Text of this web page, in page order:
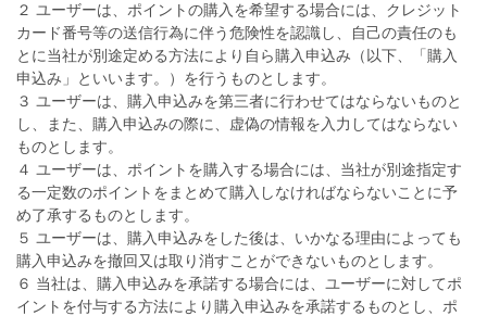
２ ユーザーは、ポイントの購入を希望する場合には、クレジット
カード番号等の送信行為に伴う危険性を認識し、自己の責任のも
とに当社が別途定める方法により自ら購入申込み（以下、「購入
申込み」といいます。）を行うものとします。
３ ユーザーは、購入申込みを第三者に行わせてはならないものと
し、また、購入申込みの際に、虚偽の情報を入力してはならない
ものとします。
４ ユーザーは、ポイントを購入する場合には、当社が別途指定す
る一定数のポイントをまとめて購入しなければならないことに予
め了承するものとします。
５ ユーザーは、購入申込みをした後は、いかなる理由によっても
購入申込みを撤回又は取り消すことができないものとします。
６ 当社は、購入申込みを承諾する場合には、ユーザーに対してポ
イントを付与する方法により購入申込みを承諾するものとし、ポ